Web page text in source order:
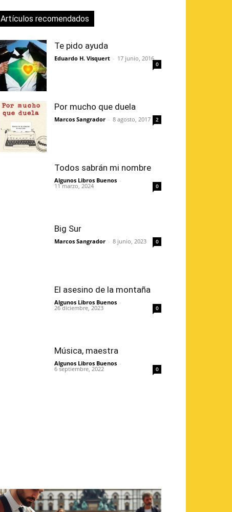
Artículos recomendados
Te pido ayuda
Eduardo H. Visquert - 17 junio, 2016
0
Por mucho que duela
Marcos Sangrador - 8 agosto, 2017 2
Todos sabrán mi nombre
Algunos Libros Buenos -
11 marzo, 2024 0
Big Sur
Marcos Sangrador - 8 junio, 2023 0
El asesino de la montaña
Algunos Libros Buenos -
26 diciembre, 2023 0
Música, maestra
Algunos Libros Buenos -
6 septiembre, 2022 0